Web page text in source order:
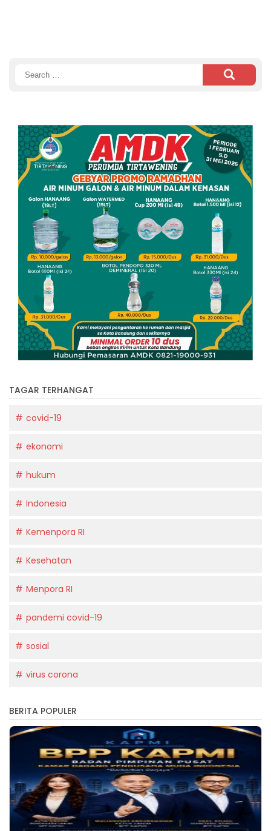
Search
TAGAR TERHANGAT
covid-19
ekonomi
hukum
Indonesia
Kemenpora RI
Kesehatan
Menpora RI
pandemi covid-19
sosial
virus corona
BERITA POPULER